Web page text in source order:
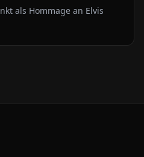
als Hommage an Elvis